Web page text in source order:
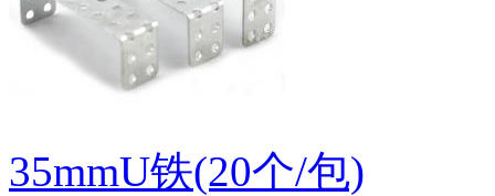
35mmU铁(20个/包)